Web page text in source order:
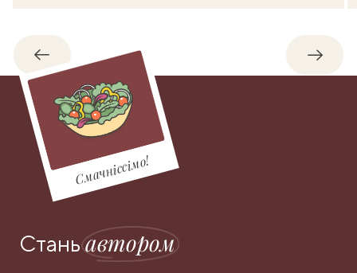
Назад
Смачніссімо!
Станьавтором